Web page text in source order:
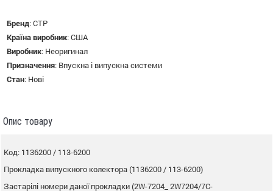
Бренд:CTP
Країна виробник:США
Виробник: Неоригинал
Призначення: Впускна і випускна системи
Стан: Нові
Опис товару
Код: 1136200 / 113-6200
Прокладка випускного колектора (1136200 / 113-6200)
Застарілі номери даної прокладки (2W-7204_ 2W7204/7C-